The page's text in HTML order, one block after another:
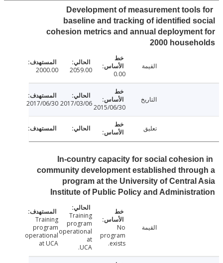
Development of measurement
baseline and tracking of identified
cohesion metrics and annual
2000
2059.00
2000.00
2015/06/30
2017/03/06
2017/06/30
In-country capacity for social
community development established
program at the University of Central
Institute of Public Policy and
No
program
Training
program
operational
at
UCA.
Training
program
operational
at UCA